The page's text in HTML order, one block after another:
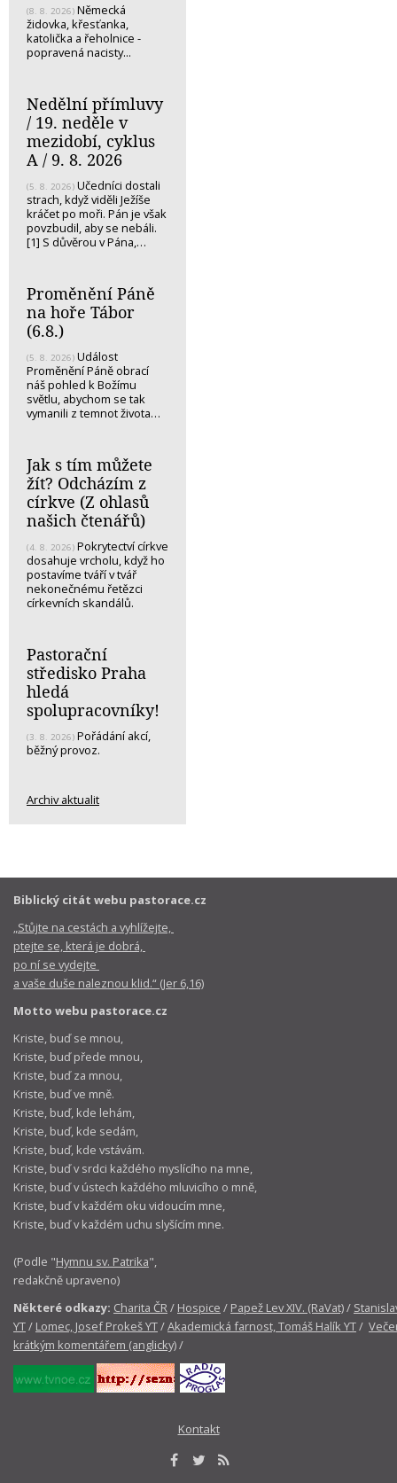
(8. 8. 2026) Německá
židovka, křesťanka,
katolička a řeholnice -
popravená nacisty...
Nedělní přímluvy
/ 19. neděle v
mezidobí, cyklus
A / 9. 8. 2026
(5. 8. 2026) Učedníci dostali
strach, když viděli Ježíše
kráčet po moři. Pán je však
povzbudil, aby se nebáli.
[1] S důvěrou v Pána,…
Proměnění Páně
na hoře Tábor
(6.8.)
(5. 8. 2026) Událost
Proměnění Páně obrací
náš pohled k Božímu
světlu, abychom se tak
vymanili z temnot života…
Jak s tím můžete
žít? Odcházím z
církve (Z ohlasů
našich čtenářů)
(4. 8. 2026) Pokrytectví církve
dosahuje vrcholu, když ho
postavíme tváří v tvář
nekonečnému řetězci
církevních skandálů.
Pastorační
středisko Praha
hledá
spolupracovníky!
(3. 8. 2026) Pořádání akcí,
běžný provoz.
Archiv aktualit
Biblický citát webu pastorace.cz
„Stůjte na cestách a vyhlížejte,
ptejte se, která je dobrá,
po ní se vydejte
a vaše duše naleznou klid.“ (Jer 6,16)
Motto webu pastorace.cz
Kriste, buď se mnou,
Kriste, buď přede mnou,
Kriste, buď za mnou,
Kriste, buď ve mně.
Kriste, buď, kde lehám,
Kriste, buď, kde sedám,
Kriste, buď, kde vstávám.
Kriste, buď v srdci každého myslícího na mne,
Kriste, buď v ústech každého mluvicího o mně,
Kriste, buď v každém oku vidoucím mne,
Kriste, buď v každém uchu slyšícím mne.
(Podle "Hymnu sv. Patrika",
redakčně upraveno)
Některé odkazy: Charita ČR/ Hospice / Papež Lev XIV. (RaVat)/
YT/ Lomec, Josef Prokeš YT/Akademická farnost, Tomáš Halík YT/
krátkým komentářem (anglicky)/
Kontakt